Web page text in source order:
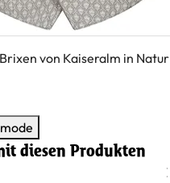
von Kaiseralm in Natur
diesen Produkten